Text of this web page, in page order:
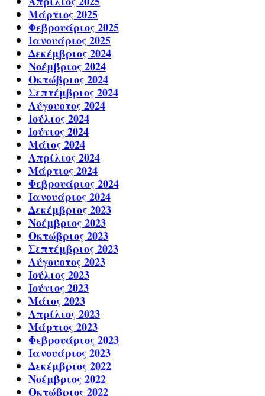
Μάρτιος 2025
Φεβρουάριος 2025
Ιανουάριος 2025
Δεκέμβριος 2024
Νοέμβριος 2024
Οκτώβριος 2024
Σεπτέμβριος 2024
Αύγουστος 2024
Ιούλιος 2024
Ιούνιος 2024
Μάιος 2024
Απρίλιος 2024
Μάρτιος 2024
Φεβρουάριος 2024
Ιανουάριος 2024
Δεκέμβριος 2023
Νοέμβριος 2023
Οκτώβριος 2023
Σεπτέμβριος 2023
Αύγουστος 2023
Ιούλιος 2023
Ιούνιος 2023
Μάιος 2023
Απρίλιος 2023
Μάρτιος 2023
Φεβρουάριος 2023
Ιανουάριος 2023
Δεκέμβριος 2022
Νοέμβριος 2022
Οκτώβριος 2022